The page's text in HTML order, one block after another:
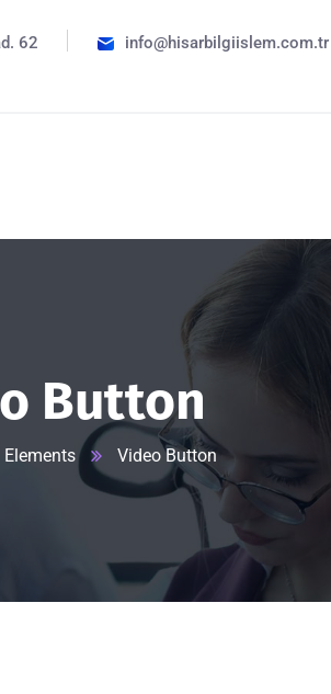
62
info@hisarbilgiislem.com.tr
Button
Elements Video Button